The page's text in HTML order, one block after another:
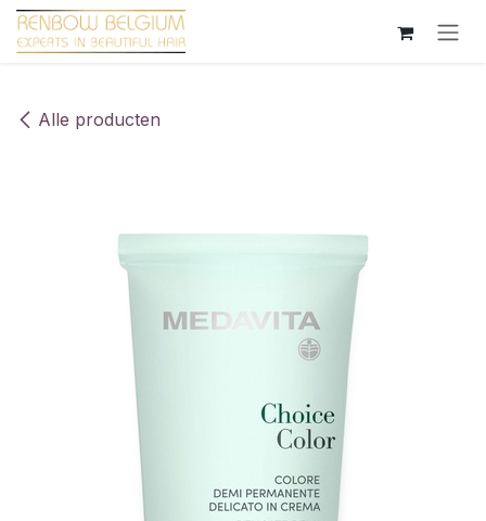
Overslaan naar inhoud
Alle producten